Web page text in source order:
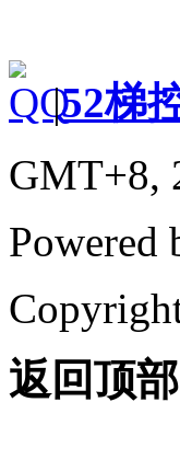
|52梯
GMT+8,
Powered
返回顶部